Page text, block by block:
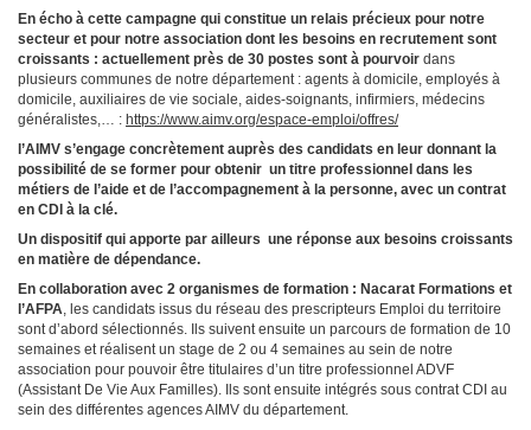
En écho à cette campagne qui constitue un relais précieux pour notre
secteur et pour notre association dont les besoins en recrutement sont
croissants : actuellement près de 30 postes sont à pourvoir dans
plusieurs communes de notre département : agents à domicile, employés à
domicile, auxiliaires de vie sociale, aides-soignants, infirmiers, médecins
généralistes,… : https://www.aimv.org/espace-emploi/offres/
l’AIMV s’engage concrètement auprès des candidats en leur donnant la
possibilité de se former pour obtenir un titre professionnel dans les
métiers de l’aide et de l’accompagnement à la personne, avec un contrat
en CDI à la clé.
Un dispositif qui apporte par ailleurs une réponse aux besoins croissants
en matière de dépendance.
En collaboration avec 2 organismes de formation : Nacarat Formations et
l’AFPA, les candidats issus du réseau des prescripteurs Emploi du territoire
sont d’abord sélectionnés. Ils suivent ensuite un parcours de formation de 10
semaines et réalisent un stage de 2 ou 4 semaines au sein de notre
association pour pouvoir être titulaires d’un titre professionnel ADVF
(Assistant De Vie Aux Familles). Ils sont ensuite intégrés sous contrat CDI au
sein des différentes agences AIMV du département.